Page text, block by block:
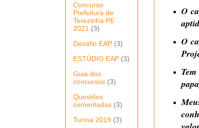
O
O
Concurso
Prefeitura de
Terezinha PE
2021 (3)
Desafio EAP (3)
ESTÚDIO EAP (3)
Guia dos
concursos (3)
Questões
comentadas (3)
Turma 2019 (3)